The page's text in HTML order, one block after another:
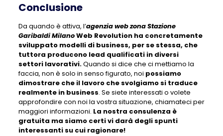
Conclusione
Da quando è attiva, l’agenzia web zona Stazione
Garibaldi MilanoWeb Revolution ha concretamente
sviluppato modelli di business, per se stessa, che
tuttora producono lead qualificati in diversi
settori lavorativi.Quando si dice che ci mettiamo la
faccia, non è solo in senso figurato, noi possiamo
dimostrare che il lavoro che svolgiamo si traduce
realmente in business. Se siete interessati o volete
approfondire con noi la vostra situazione, chiamateci per
maggiori informazioni. La nostra consulenza è
gratuita ma siamo certi vi darà degli spunti
interessanti su cui ragionare!